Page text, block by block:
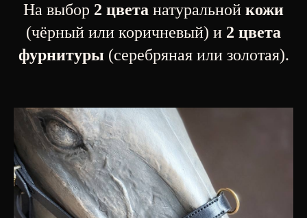
На выбор 2 цвета натуральной кожи
(чёрный или коричневый) и 2 цвета
фурнитуры (серебряная или золотая).